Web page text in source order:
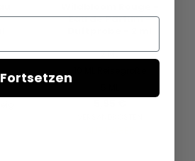
Eau de Parfum -
2 ML
Fortsetzen